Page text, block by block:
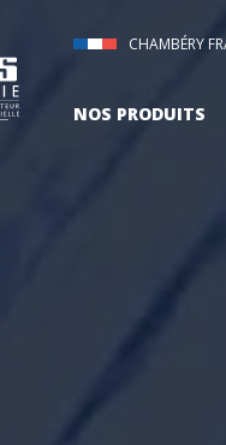
CHAMBÉRY
NOS PRODUITS